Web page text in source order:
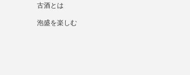
古酒とは
泡盛を楽しむ